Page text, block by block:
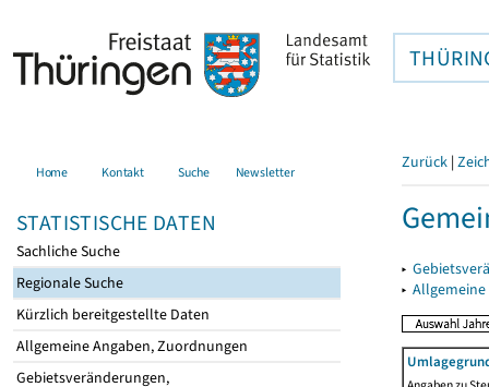
Home Kontakt Suche Newsletter
STATISTISCHE DATEN
Sachliche Suche
Regionale Suche
Kürzlich bereitgestellte Daten
Allgemeine Angaben, Zuordnungen
Gebietsveränderungen,
Zurück |
▸
▸